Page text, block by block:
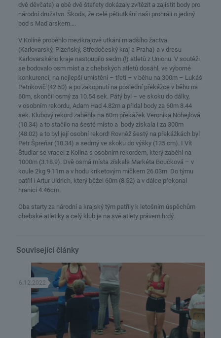
dvě děvčata) a obě dvě štafety dokázaly zvítězit a zajistit body pro
národní družstvo. Škoda, že celé pětiutkání naši prohráli o jediný
bod s Mad’arskem….
V Kolíně proběhlo mezikrajové utkání mladšího žactva
(Karlovarský, Plzeňský, Středočeský kraj a Praha) a v dresu
Karlovarského kraje nastoupilo sedm (!) atletů z Unionu. V soutěži
se bodovalo osm míst a z chebských atletů dosáhl, ve výborné
konkurenci, na nejlepší umístění – třetí – v běhu na 300m – Lukáš
Petrikovič (42.50) a po zakopnutí na poslední překážce v běhu na
60m, skončil osmý za 10.54 sek. Pátý byl – ve skoku do dálky,
v osobním rekordu, Adam Had 4.82m a přidal body za 60m 8.44
sek. Klubový rekord zaběhla na 60m překážek Veronika Nohejlová
(10.34) a to stačilo na šesté místo a body získala i za 300m
(48.02) a to byl její osobní rekord! Rovněž šestý na překážkách byl
Petr Špreňar (10.34) a sedmý ve skoku do výšky (135 cm). I Vít
Študlar se vracel z Kolína s osobním rekordem, který zaběhl na
1000m (3:18.9). Dvě osmá místa získala Markéta Boučková – v
koule 2kg 9.11m a v hodu kriketovým míčkem 26.03m. Do týmu
patřil i Artur Uldrich, který běžel 60m (8.52) a v dálce překonal
hranici 4.46cm.
Oba starty za národní a krajský tým patřily k letošním úspěchům
chebské atletiky a celý klub je na své atlety právem hrdý.
Související články
6.12.2022